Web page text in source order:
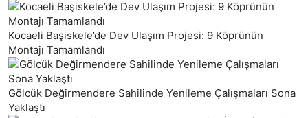
Kocaeli Başiskele’de Dev Ulaşım Projesi: 9 Köprünün
Montajı Tamamlandı
Gölcük Değirmendere Sahilinde Yenileme Çalışmaları Sona
Yaklaştı